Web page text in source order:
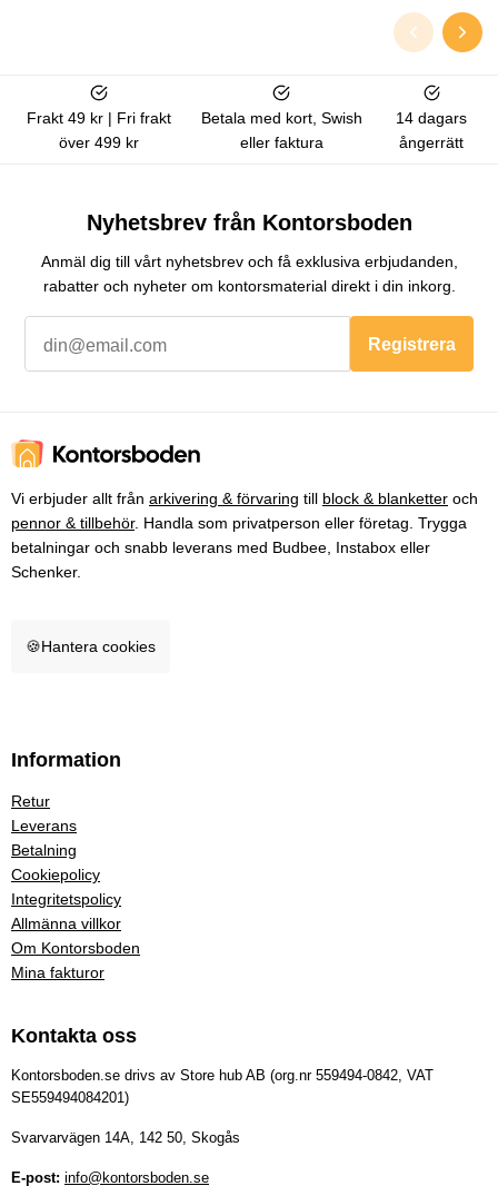
Frakt 49 kr | Fri frakt
över 499 kr
Betala med kort, Swish
eller faktura
14 dagars
ångerrätt
Nyhetsbrev från Kontorsboden
Anmäl dig till vårt nyhetsbrev och få exklusiva erbjudanden,
rabatter och nyheter om kontorsmaterial direkt i din inkorg.
Registrera
Vi erbjuder allt från arkivering & förvaring till block & blanketter och
pennor & tillbehör. Handla som privatperson eller företag. Trygga
betalningar och snabb leverans med Budbee, Instabox eller
Schenker.
🍪Hantera cookies
Information
Retur
Leverans
Betalning
Cookiepolicy
Integritetspolicy
Allmänna villkor
Om Kontorsboden
Mina fakturor
Kontakta oss
Kontorsboden.se drivs av Store hub AB (org.nr 559494-0842, VAT
SE559494084201)
Svarvarvägen 14A, 142 50, Skogås
E-post: info@kontorsboden.se